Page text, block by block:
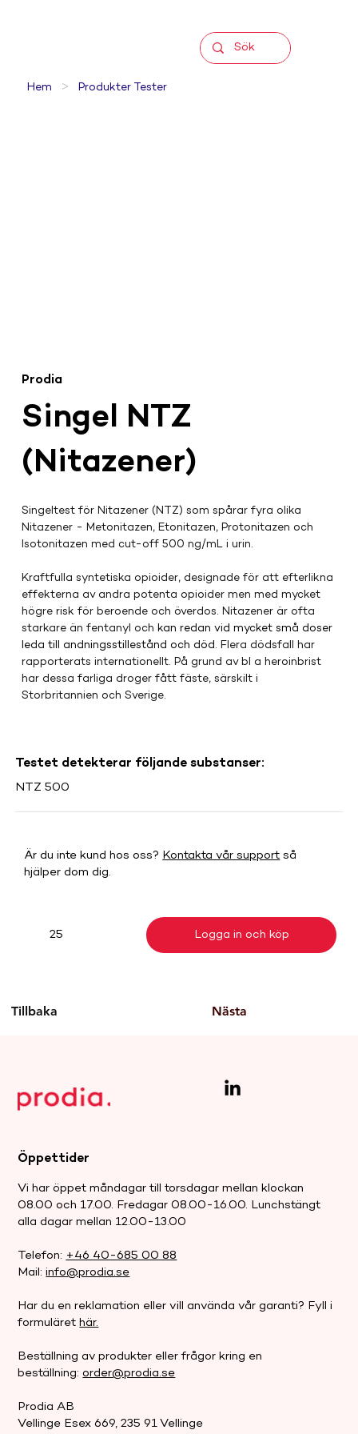
Hem > Produkter Tester
Tillbaka
Singel NTZ
(Nitazener)
Prodia
Singeltest för Nitazener (NTZ) som spårar fyra olika
Nitazener - Metonitazen, Etonitazen, Protonitazen och
Isotonitazen med cut-off 500 ng/mL i urin.
Kraftfulla syntetiska opioider, designade för att efterlikna
effekterna av andra potenta opioider men med mycket
högre risk för beroende och överdos. Nitazener är ofta
starkare än fentanyl och kan redan vid mycket små doser
leda till andningsstillestånd och död. Flera dödsfall har
rapporterats internationellt. På grund av bl a heroinbrist
har dessa farliga droger fått fäste, särskilt i
Storbritannien och Sverige.
Är du inte kund hos oss? Kontakta vår support så
hjälper dom dig.
25 Logga in och köp
Testet detekterar följande substanser:
NTZ 500
Nästa
Öppettider
Vi har öppet måndagar till torsdagar mellan klockan
08.00 och 17.00. Fredagar 08.00-16.00. Lunchstängt
alla dagar mellan 12.00-13.00
Telefon: +46 40-685 00 88
Mail:info@prodia.se
Har du en reklamation eller vill använda vår garanti? Fyll i
formulärethär.
Beställning av produkter eller frågor kring en
beställning:order@prodia.se
Prodia AB
Vellinge Esex 669, 235 91 Vellinge